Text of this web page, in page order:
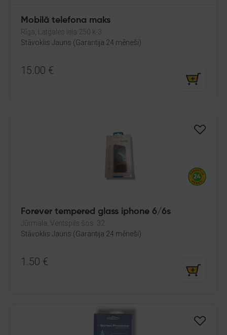
Mobilā telefona maks
Rīga, Latgales iela 250 k-3
Stāvoklis Jauns (Garantija 24 mēneši)
15.00 €
Forever tempered glass iphone 6/6s
Jūrmala, Ventspils šos. 32
Stāvoklis Jauns (Garantija 24 mēneši)
1.50 €